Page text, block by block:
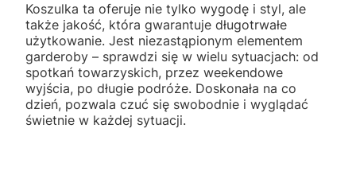
Koszulka ta oferuje nie tylko wygodę i styl, ale
także jakość, która gwarantuje długotrwałe
użytkowanie. Jest niezastąpionym elementem
garderoby – sprawdzi się w wielu sytuacjach: od
spotkań towarzyskich, przez weekendowe
wyjścia, po długie podróże. Doskonała na co
dzień, pozwala czuć się swobodnie i wyglądać
świetnie w każdej sytuacji.